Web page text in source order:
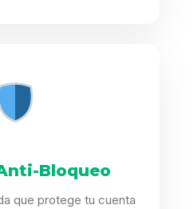
Bloqueo
que protege tu cuenta